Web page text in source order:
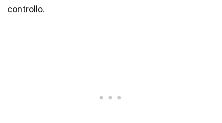
controllo.